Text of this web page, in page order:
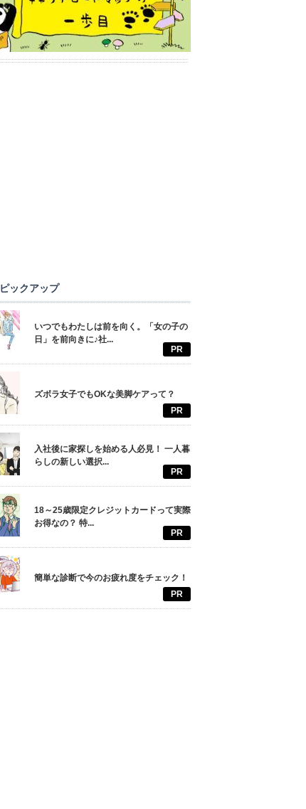
ピックアップ
いつでもわたしは前を向く。「女の子の
日」を前向きに♪社...
PR
ズボラ女子でもOKな美脚ケアって？
PR
入社後に家探しを始める人必見！ 一人暮
らしの新しい選択...
PR
18～25歳限定クレジットカードって実際
お得なの？ 特...
PR
簡単な診断で今のお疲れ度をチェック！
PR